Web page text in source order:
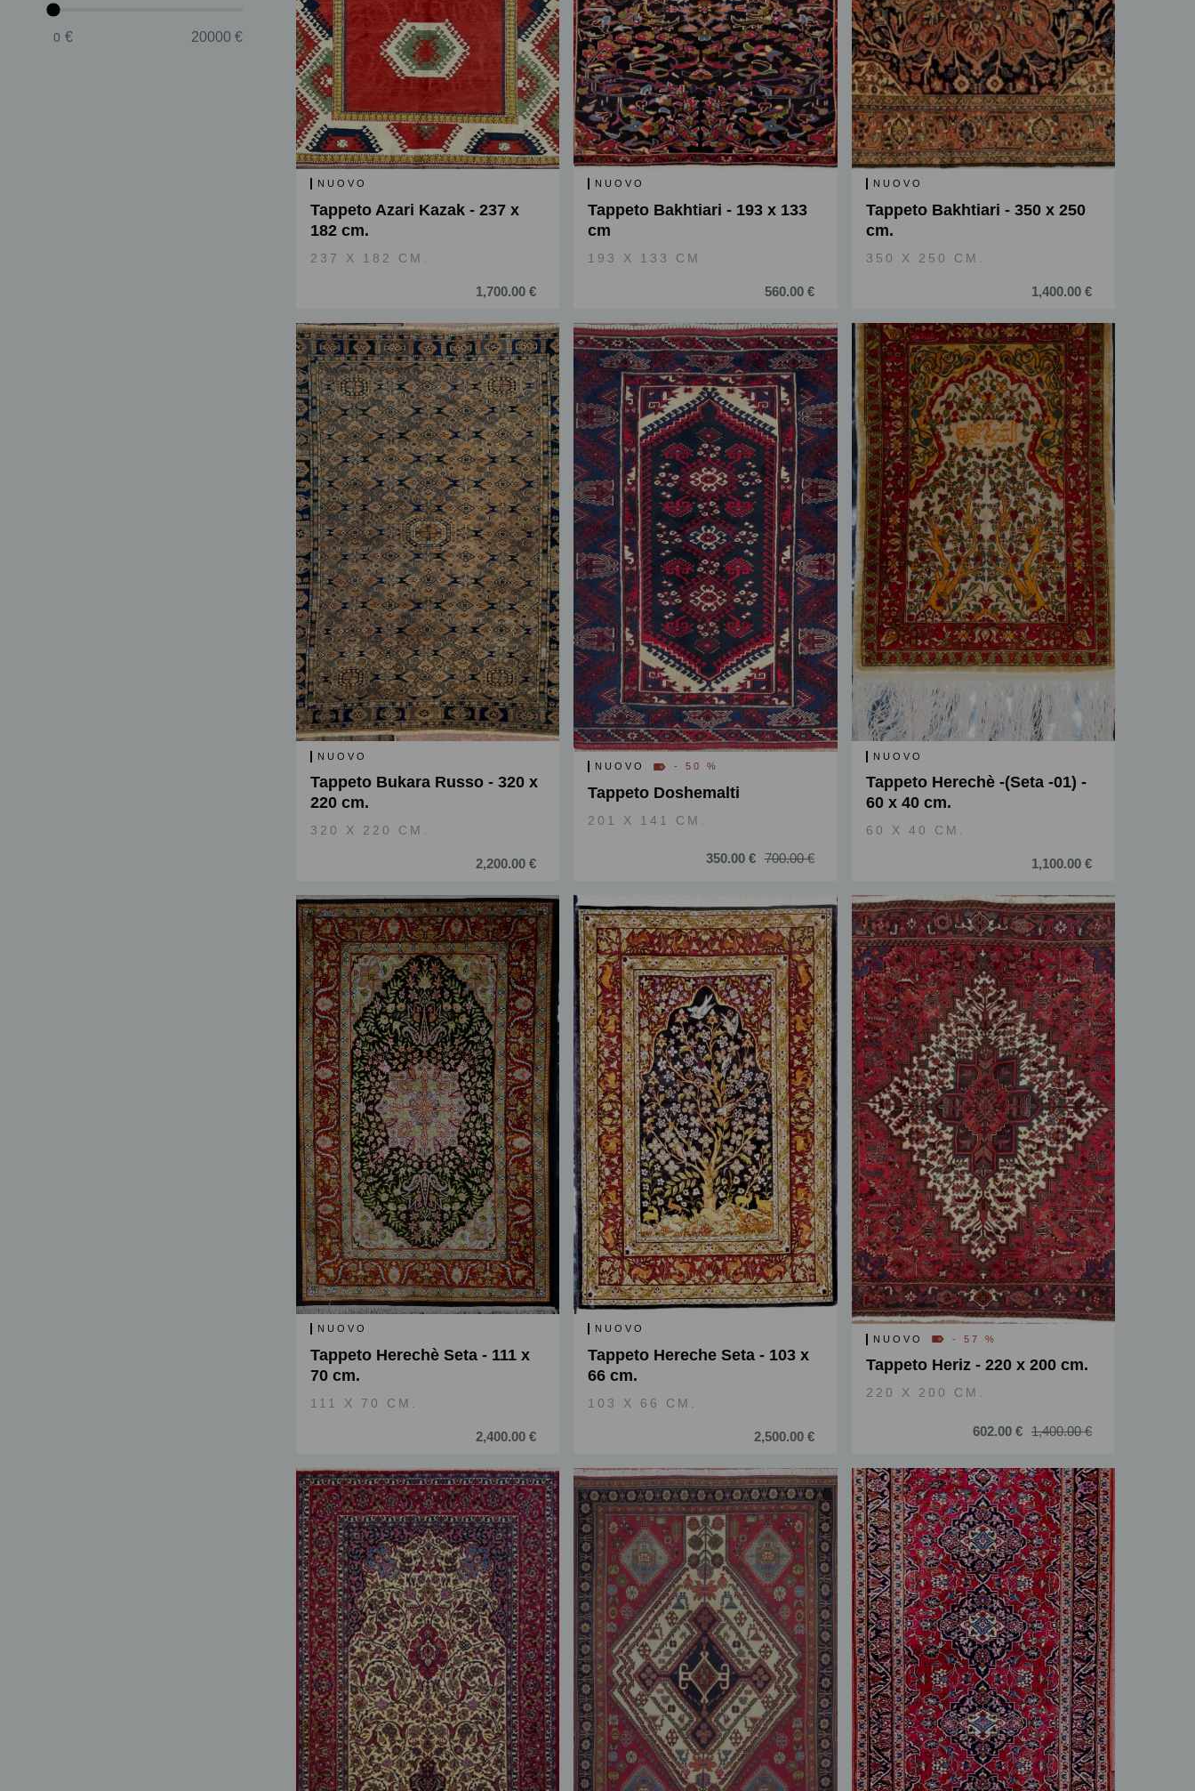
0 € 20000 €
NUOVO
Tappeto Azari Kazak - 237 x
182 cm.
237 X 182 CM.
1,700.00 €
NUOVO
Tappeto Bakhtiari - 193 x 133
cm
193 X 133 CM
560.00 €
NUOVO
Tappeto Bakhtiari - 350 x 250
cm.
350 X 250 CM.
1,400.00 €
NUOVO
Tappeto Bukara Russo - 320 x
220 cm.
320 X 220 CM.
2,200.00 €
NUOVO - 50 %
Tappeto Doshemalti
201 X 141 CM.
350.00 € 700.00 €
NUOVO
Tappeto Herechè -(Seta -01) -
60 x 40 cm.
60 X 40 CM.
1,100.00 €
NUOVO
Tappeto Herechè Seta - 111 x
70 cm.
111 X 70 CM.
2,400.00 €
NUOVO
Tappeto Hereche Seta - 103 x
66 cm.
103 X 66 CM.
2,500.00 €
NUOVO - 57 %
Tappeto Heriz - 220 x 200 cm.
220 X 200 CM.
602.00 € 1,400.00 €